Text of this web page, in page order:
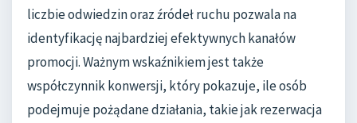
liczbie odwiedzin oraz źródeł ruchu pozwala na
identyfikację najbardziej efektywnych kanałów
promocji. Ważnym wskaźnikiem jest także
współczynnik konwersji, który pokazuje, ile osób
podejmuje pożądane działania, takie jak rezerwacja